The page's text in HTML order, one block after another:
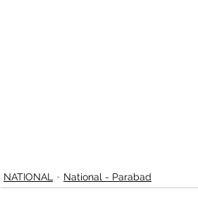
NATIONAL National - Parabad